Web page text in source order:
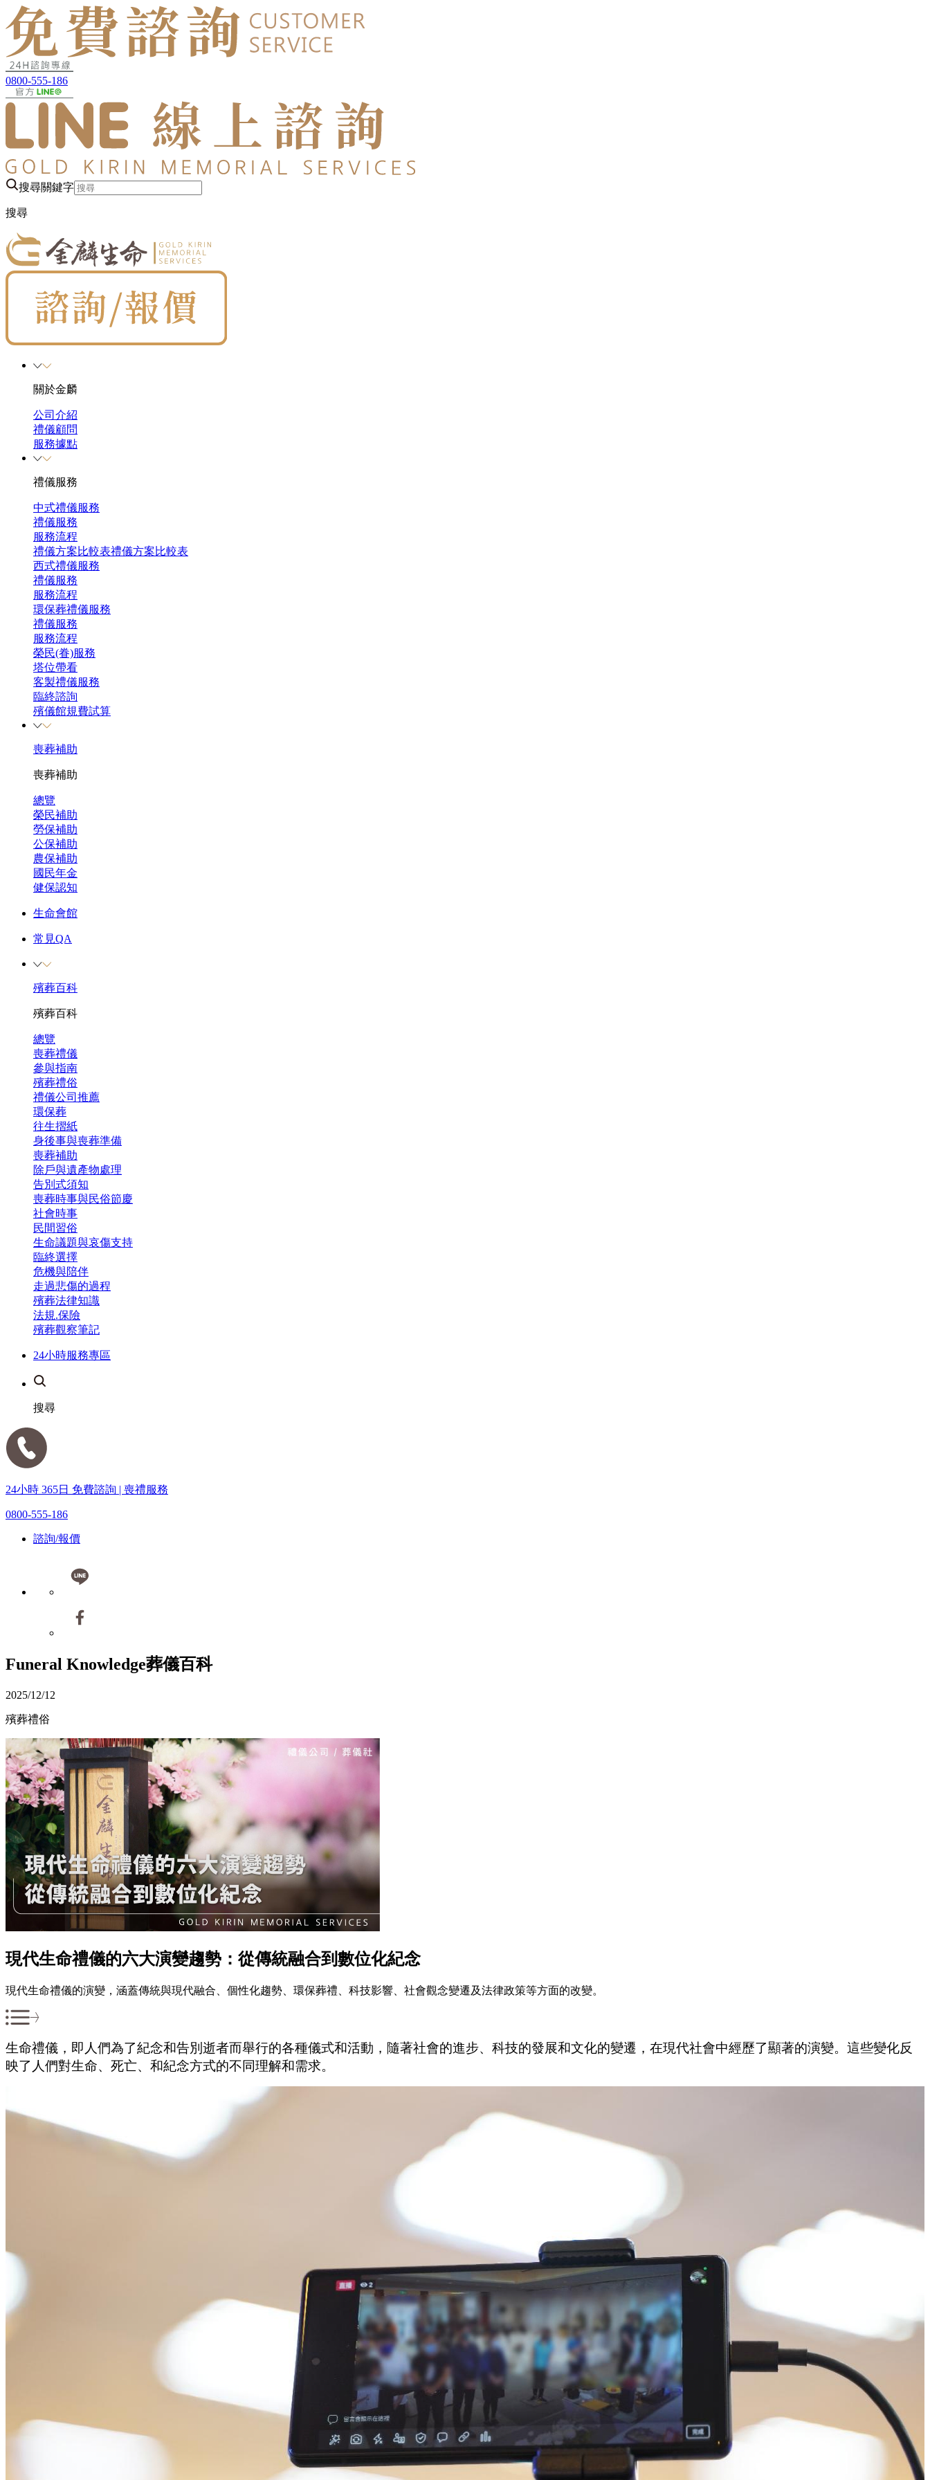
0800-555-186
搜尋關鍵字
搜尋
關於金麟
公司介紹
禮儀顧問
服務據點
禮儀服務
中式禮儀服務
禮儀服務
服務流程
禮儀方案比較表禮儀方案比較表
西式禮儀服務
禮儀服務
服務流程
環保葬禮儀服務
禮儀服務
服務流程
榮民(眷)服務
塔位帶看
客製禮儀服務
臨終諮詢
殯儀館規費試算
喪葬補助
喪葬補助
總覽
榮民補助
勞保補助
公保補助
農保補助
國民年金
健保認知
生命會館
常見QA
殯葬百科
殯葬百科
總覽
喪葬禮儀
參與指南
殯葬禮俗
禮儀公司推薦
環保葬
往生摺紙
身後事與喪葬準備
喪葬補助
除戶與遺產物處理
告別式須知
喪葬時事與民俗節慶
社會時事
民間習俗
生命議題與哀傷支持
臨終選擇
危機與陪伴
走過悲傷的過程
殯葬法律知識
法規.保險
殯葬觀察筆記
24小時服務專區
搜尋
24小時 365日 免費諮詢 | 喪禮服務
0800-555-186
諮詢/報價
Funeral Knowledge葬儀百科
2025/12/12
殯葬禮俗
現代生命禮儀的六大演變趨勢：從傳統融合到數位化紀念
現代生命禮儀的演變，涵蓋傳統與現代融合、個性化趨勢、環保葬禮、科技影響、社會觀念變遷及法律政策等方面的改變。
生命禮儀，即人們為了紀念和告別逝者而舉行的各種儀式和活動，隨著社會的進步、科技的發展和文化的變遷，在現代社會中經歷了顯著的演變。這些變化反
映了人們對生命、死亡、和紀念方式的不同理解和需求。